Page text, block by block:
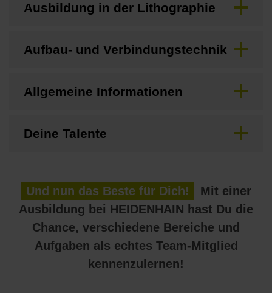
Ausbildung in der Lithographie
Aufbau- und Verbindungstechnik
Allgemeine Informationen
Deine Talente
Und nun das Beste für Dich!
Mit einer
Ausbildung bei HEIDENHAIN hast Du die
Chance, verschiedene Bereiche und
Aufgaben als echtes Team-Mitglied
kennenzulernen!